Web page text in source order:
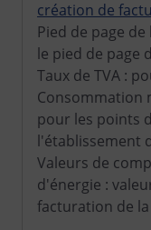
création de
Pied de page
le pied de page
Taux de TVA :
Consommation
pour les points
l'établissement
Valeurs de
d'énergie :
facturation de